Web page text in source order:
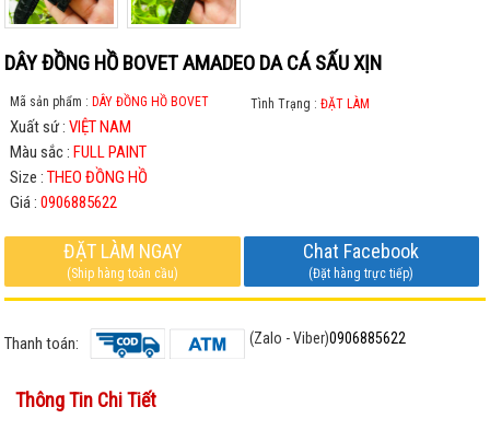
DÂY ĐỒNG HỒ BOVET AMADEO DA CÁ SẤU XỊN
Mã sản phẩm : DÂY ĐỒNG HỒ BOVET Tình Trạng : ĐẶT LÀM
Xuất sứ : VIỆT NAM
Màu sắc : FULL PAINT
Size : THEO ĐỒNG HỒ
Giá : 0906885622
ĐẶT LÀM NGAY
(Ship hàng toàn cầu)
Chat Facebook
(Đặt hàng trực tiếp)
Thanh toán: (Zalo - Viber)0906885622
Thông Tin Chi Tiết